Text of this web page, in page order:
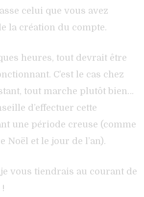
celui que vous avez
la création du compte.
heures, tout devrait être
C’est le cas chez
tout marche plutôt bien…
d’effectuer cette
une période creuse (comme
Noël et le jour de l’an).
vous tiendrais au courant de